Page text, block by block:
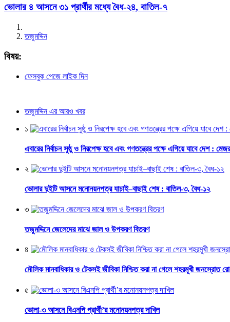
ভোলার ৪ আসনে ৩১ প্রার্থীর মধ্যে বৈধ-২৪, বাতিল-৭
তজুমদ্দিন
বিষয়:
ফেসবুক পেজে লাইক দিন
তজুমদ্দিন এর আরও খবর
১
এবারের নির্বাচন সুষ্ঠু ও নিরপেক্ষ হবে এবং গণতন্ত্রের পক্ষে এগিয়ে যাবে দেশ :
২
ভোলার দুইটি আসনে মনোনয়নপত্র যাচাই–বাছাই শেষ : বাতিল-৩, বৈধ-১২
৩
তজুমদ্দিনে জেলেদের মাঝে জাল ও উপকরণ বিতরণ
৪
মৌলিক মানবাধিকার ও টেকসই জীবিকা নিশ্চিত করা না গেলে শহরমূখী জনস্রোত
৫
ভোলা-৩ আসনে বিএনপি প্রার্থী’র মনোনয়নপত্র দাখিল